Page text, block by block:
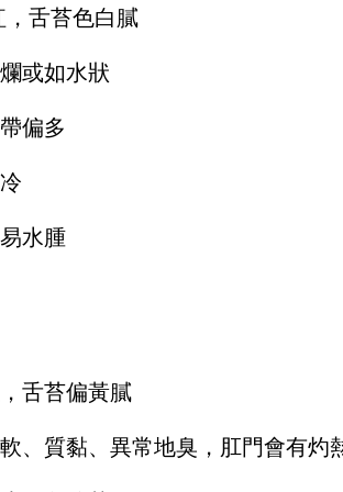
，舌苔色白膩
或如水狀
偏多
水腫
舌苔偏黃膩
、質黏、異常地臭，肛門會有灼